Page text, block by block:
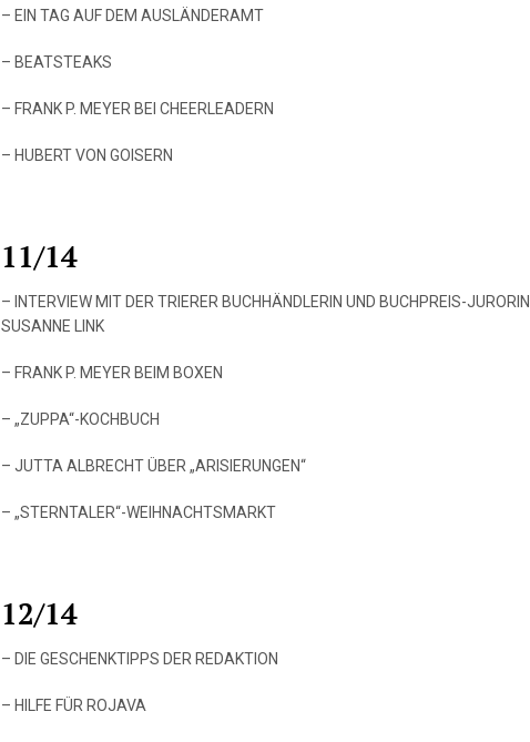
– EIN TAG AUF DEM AUSLÄNDERAMT
– BEATSTEAKS
– FRANK P. MEYER BEI CHEERLEADERN
– HUBERT VON GOISERN
11/14
– INTERVIEW MIT DER TRIERER BUCHHÄNDLERIN UND BUCHPREIS-JURORIN
SUSANNE LINK
– FRANK P. MEYER BEIM BOXEN
– „ZUPPA“-KOCHBUCH
– JUTTA ALBRECHT ÜBER „ARISIERUNGEN“
– „STERNTALER“-WEIHNACHTSMARKT
12/14
– DIE GESCHENKTIPPS DER REDAKTION
– HILFE FÜR ROJAVA